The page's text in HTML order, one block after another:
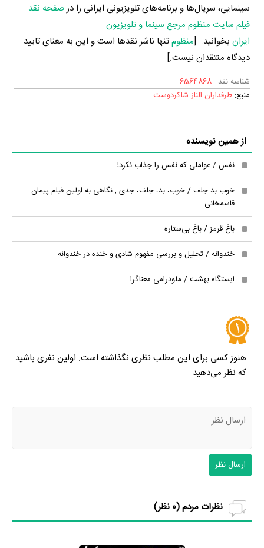
سینمایی، سریال‌ها و برنامه‌های تلویزیونی ایرانی را درصفحه نقد
فیلم سایت منظوم مرجع سینما و تلویزیون
ایران بخوانید. [منظومتنها ناشر نقدها است و این به معنای تایید
دیدگاه منتقدان نیست.]
شناسه نقد : 6564868
منبع:طرفداران الناز شاکردوست
از همین نویسنده
نفس / عواملی که نفس را جذاب نکرد!
خوب بد جلف / خوب، بد، جلف، جدی ; نگاهی به اولین فیلم پیمان
قاسمخانی
باغ قرمز / باغ بی‌ستاره
خندوانه / تحلیل و بررسی مفهوم شادی و خنده در خندوانه
ایستگاه بهشت / ملودرامی معناگرا
هنوز کسی برای این مطلب نظری نگذاشته است. اولین نفری باشید
که نظر می‌دهید
ارسال نظر
نظرات مردم (0 نظر)